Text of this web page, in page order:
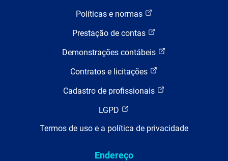
Políticas e normas
Prestação de contas
Demonstrações contábeis
Contratos e licitações
Cadastro de profissionais
LGPD
Termos de uso e a política de privacidade
Endereço